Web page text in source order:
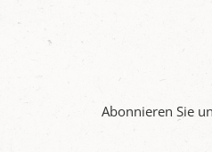
Abonnieren Sie